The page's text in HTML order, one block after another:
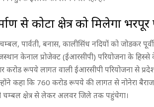
से कोटा क्षेत्र को मिलेगा भरपूर
पार्वती, बनास, कालीसिंध नदियों को जोडकर
केनाल प्रोजेक्ट (ईआरसीपी) परियोजना के
करोड रूपये लागत वाली ईआरसीपी परियोजना से
कहा कि 760 करोड रूपये की लागत से नोनेरा
चम्बल क्षेत्र से लेकर अलवर जिले तक पहुंचेगा।